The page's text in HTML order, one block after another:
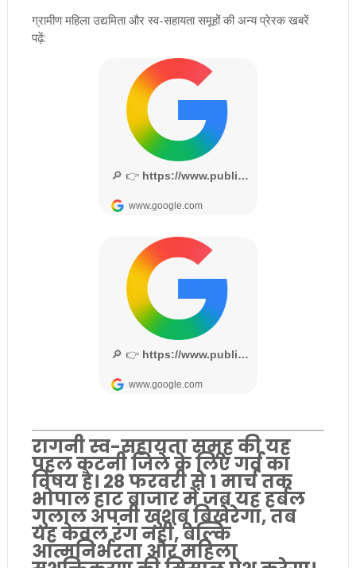
ग्रामीण महिला उद्यमिता और स्व-सहायता समूहों की अन्य प्रेरक खबरें
पढ़ें:
रागनी स्व-सहायता समूह की यह
पहल कटनी जिले के लिए गर्व का
विषय है। 28 फरवरी से 1 मार्च तक
भोपाल हाट बाजार में जब यह हर्बल
गुलाल अपनी खुशबू बिखेरेगा, तब
यह केवल रंग नहीं, बल्कि
आत्मनिर्भरता और महिला